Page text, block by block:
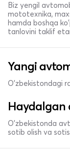
Biz yengil
mototexnika,
hamda boshqa
tanlovini taklif
Yangi
O'zbekistondagi
Haydalgan
O'zbekistonda
sotib olish va